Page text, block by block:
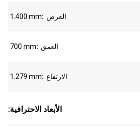
1.400 mm العرض
700 mm العمق
1.279 mm الارتفاع
:الأبعاد الاحترافية